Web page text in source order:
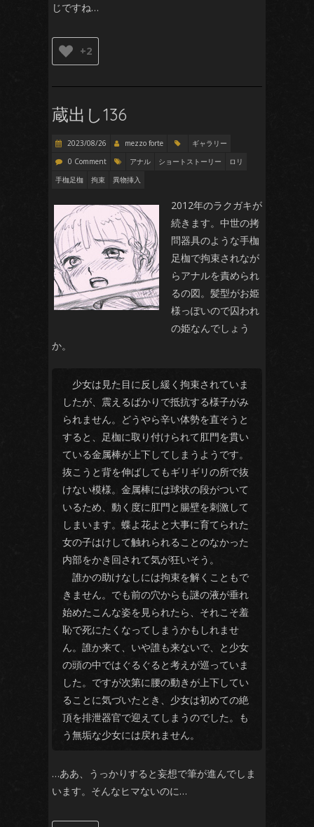
じですね…
+2
蔵出し136
2023/08/26 mezzo forte
ギャラリー
0 Comment
アナル ショートストーリー
ロリ
手枷足枷
拘束 異物挿入
2012年のラクガキが
続きます。中世の拷
問器具のような手枷
足枷で拘束されなが
らアナルを責められ
るの図。髪型がお姫
様っぽいので囚われ
の姫なんでしょう
か。
少女は見た目に反し緩く拘束されていま
したが、震えるばかりで抵抗する様子がみ
られません。どうやら辛い体勢を直そうと
すると、足枷に取り付けられて肛門を貫い
ている金属棒が上下してしまうようです。
抜こうと背を伸ばしてもギリギリの所で抜
けない模様。金属棒には球状の段がついて
いるため、動く度に肛門と腸壁を刺激して
しまいます。蝶よ花よと大事に育てられた
女の子はけして触れられることのなかった
内部をかき回されて気が狂いそう。
誰かの助けなしには拘束を解くこともで
きません。でも前の穴からも謎の液が垂れ
始めたこんな姿を見られたら、それこそ羞
恥で死にたくなってしまうかもしれませ
ん。誰か来て、いや誰も来ないで、と少女
の頭の中ではぐるぐると考えが巡っていま
した。ですが次第に腰の動きが上下してい
ることに気づいたとき、少女は初めての絶
頂を排泄器官で迎えてしまうのでした。も
う無垢な少女には戻れません。
…ああ、うっかりすると妄想で筆が進んでしま
います。そんなヒマないのに…